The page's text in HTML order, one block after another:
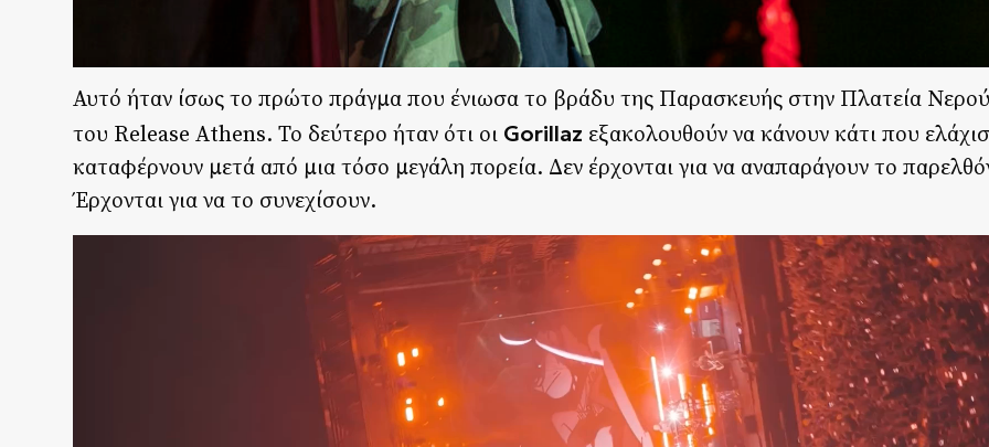
Αυτό ήταν ίσως το πρώτο πράγμα που ένιωσα το βράδυ της Παρασκευής στην Πλατεία
του Release Athens. Το δεύτερο ήταν ότι οι Gorillaz εξακολουθούν να κάνουν κάτι που
καταφέρνουν μετά από μια τόσο μεγάλη πορεία. Δεν έρχονται για να αναπαράγουν το
Έρχονται για να το συνεχίσουν.